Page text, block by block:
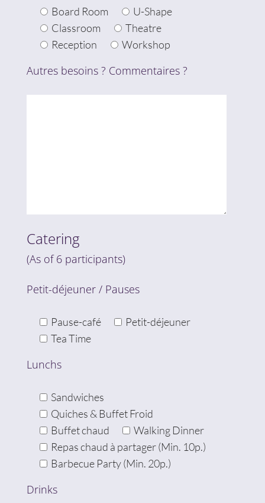
Board Room
U-Shape
Classroom
Theatre
Reception
Workshop
Autres besoins ? Commentaires ?
Catering
(As of 6 participants)
Petit-déjeuner / Pauses
Pause-café
Petit-déjeuner
Tea Time
Lunchs
Sandwiches
Quiches & Buffet Froid
Buffet chaud
Walking Dinner
Repas chaud à partager (Min. 10p.)
Barbecue Party (Min. 20p.)
Drinks